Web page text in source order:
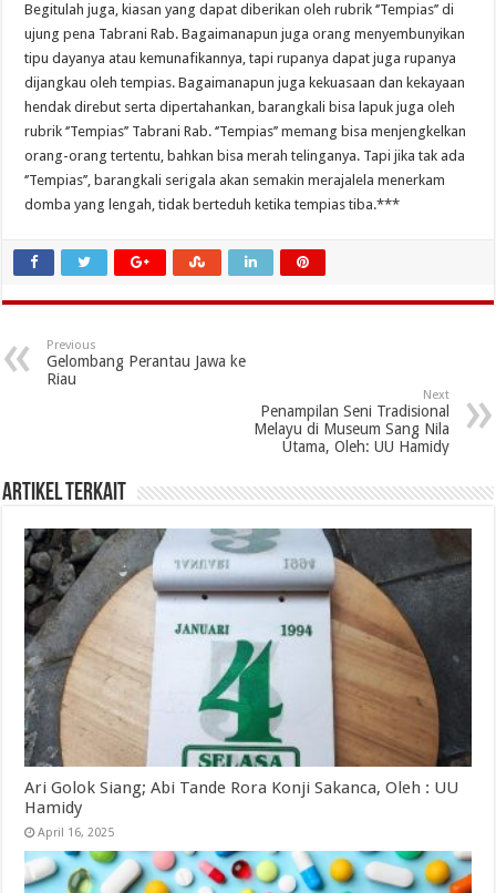
Begitulah juga, kiasan yang dapat diberikan oleh rubrik ‘’Tempias’’ di
ujung pena Tabrani Rab. Bagaimanapun juga orang menyembunyikan
tipu dayanya atau kemunafikannya, tapi rupanya dapat juga rupanya
dijangkau oleh tempias. Bagaimanapun juga kekuasaan dan kekayaan
hendak direbut serta dipertahankan, barangkali bisa lapuk juga oleh
rubrik ‘’Tempias’’ Tabrani Rab. ‘’Tempias’’ memang bisa menjengkelkan
orang-orang tertentu, bahkan bisa merah telinganya. Tapi jika tak ada
‘’Tempias’’, barangkali serigala akan semakin merajalela menerkam
domba yang lengah, tidak berteduh ketika tempias tiba.***
Previous
Gelombang Perantau Jawa ke
Riau
Next
Penampilan Seni Tradisional
Melayu di Museum Sang Nila
Utama, Oleh: UU Hamidy
Artikel Terkait
Ari Golok Siang; Abi Tande Rora Konji Sakanca, Oleh : UU
Hamidy
April 16, 2025